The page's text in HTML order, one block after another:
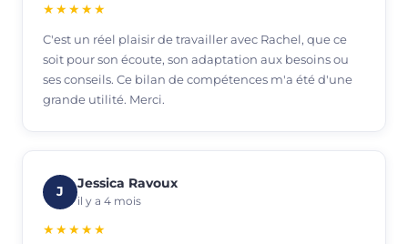
★★★★★
C'est un réel plaisir de travailler avec Rachel, que ce
soit pour son écoute, son adaptation aux besoins ou
ses conseils. Ce bilan de compétences m'a été d'une
grande utilité. Merci.
J Jessica Ravoux
il y a 4 mois
★★★★★